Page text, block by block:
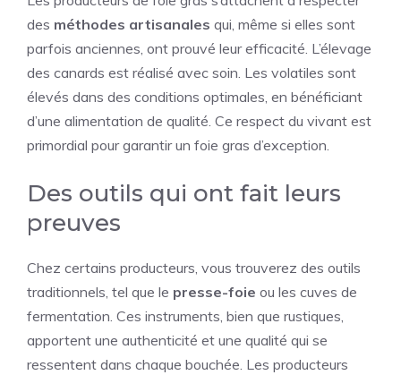
des méthodes artisanales qui, même si elles sont
parfois anciennes, ont prouvé leur efficacité. L’élevage
des canards est réalisé avec soin. Les volatiles sont
élevés dans des conditions optimales, en bénéficiant
d’une alimentation de qualité. Ce respect du vivant est
primordial pour garantir un foie gras d’exception.
Des outils qui ont fait leurs
preuves
Chez certains producteurs, vous trouverez des outils
traditionnels, tel que le presse-foie ou les cuves de
fermentation. Ces instruments, bien que rustiques,
apportent une authenticité et une qualité qui se
ressentent dans chaque bouchée. Les producteurs